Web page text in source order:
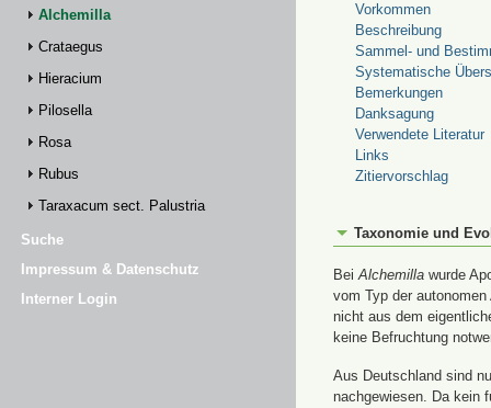
Alchemilla
Crataegus
Hieracium
Pilosella
Rosa
Rubus
Taraxacum sect. Palustria
Suche
Impressum & Datenschutz
Interner Login
Vorkommen
Beschreibung
Sammel- und
Systematische
Bemerkungen
Danksagung
Verwendete Literatur
Links
Zitiervorschlag
Taxonomie und
BeiAlchemilla wurde
vom Typ der
nicht aus dem
keine Befruchtung
Aus Deutschland sind
nachgewiesen. Da kein